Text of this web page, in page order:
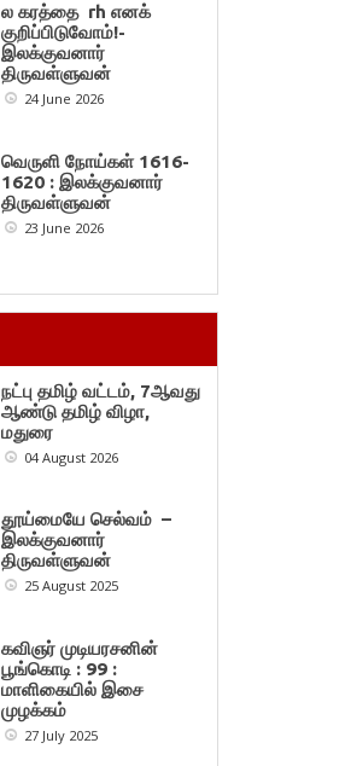
ல கரத்தை rh எனக்
குறிப்பிடுவோம்!-
இலக்குவனார்
திருவள்ளுவன்
24 June 2026
வெருளி நோய்கள் 1616-
1620 : இலக்குவனார்
திருவள்ளுவன்
23 June 2026
நட்பு தமிழ் வட்டம், 7ஆவது
ஆண்டு தமிழ் விழா,
மதுரை
04 August 2026
தூய்மையே செல்வம் –
இலக்குவனார்
திருவள்ளுவன்
25 August 2025
கவிஞர் முடியரசனின்
பூங்கொடி : 99 :
மாளிகையில் இசை
முழக்கம்
27 July 2025